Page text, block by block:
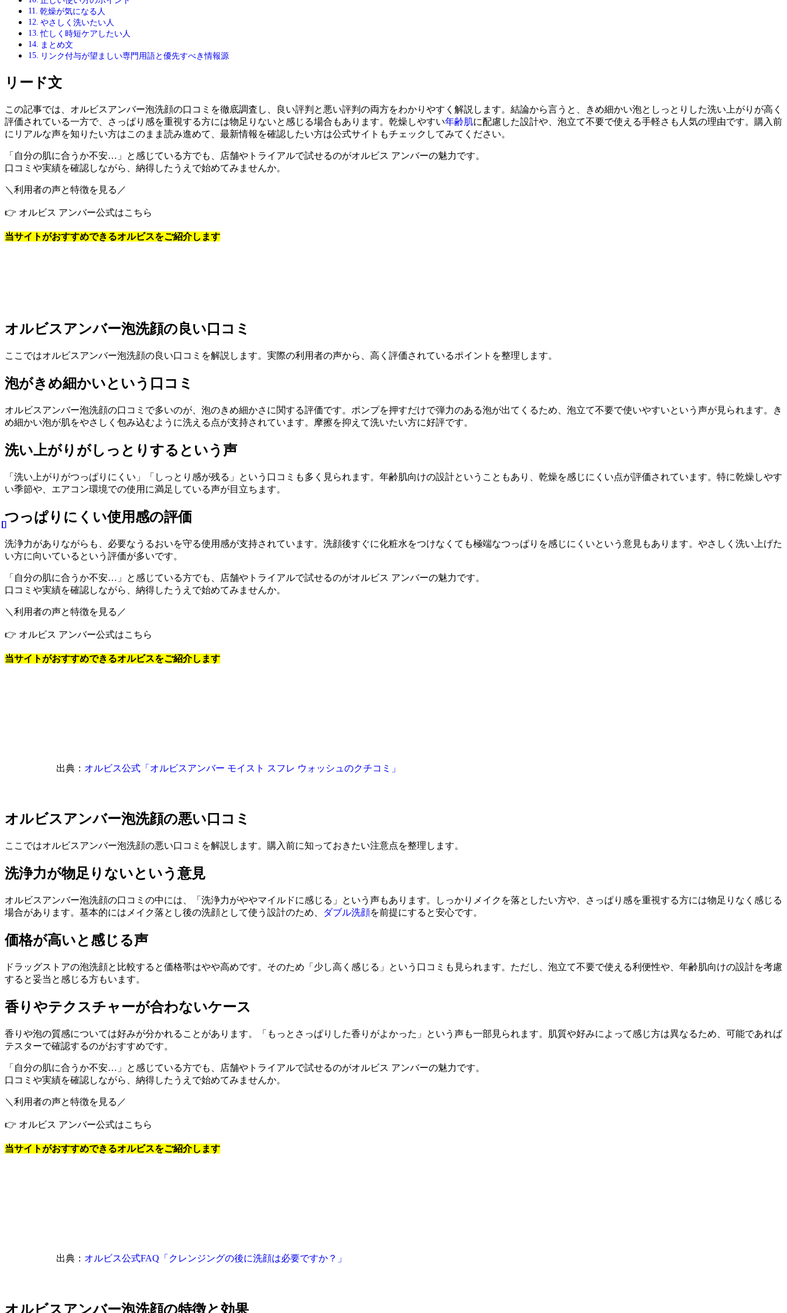
乾燥が気になる人
やさしく洗いたい人
忙しく時短ケアしたい人
まとめ文
リンク付与が望ましい専門用語と優先すべき情報源
リード文
この記事では、オルビスアンバー泡洗顔の口コミを徹底調査し、良い評判と悪い評判の両方をわかりやすく解説します。結論から言うと、きめ細かい泡としっとりした洗い上がりが高く
評価されている一方で、さっぱり感を重視する方には物足りないと感じる場合もあります。乾燥しやすい年齢肌に配慮した設計や、泡立て不要で使える手軽さも人気の理由です。購入前
にリアルな声を知りたい方はこのまま読み進めて、最新情報を確認したい方は公式サイトもチェックしてみてください。
「自分の肌に合うか不安…」と感じている方でも、店舗やトライアルで試せるのがオルビス アンバーの魅力です。
口コミや実績を確認しながら、納得したうえで始めてみませんか。
＼利用者の声と特徴を見る／
👉 オルビス アンバー公式はこちら
当サイトがおすすめできるオルビスをご紹介します
オルビスアンバー泡洗顔の良い口コミ
ここではオルビスアンバー泡洗顔の良い口コミを解説します。実際の利用者の声から、高く評価されているポイントを整理します。
泡がきめ細かいという口コミ
オルビスアンバー泡洗顔の口コミで多いのが、泡のきめ細かさに関する評価です。ポンプを押すだけで弾力のある泡が出てくるため、泡立て不要で使いやすいという声が見られます。き
め細かい泡が肌をやさしく包み込むように洗える点が支持されています。摩擦を抑えて洗いたい方に好評です。
洗い上がりがしっとりするという声
「洗い上がりがつっぱりにくい」「しっとり感が残る」という口コミも多く見られます。年齢肌向けの設計ということもあり、乾燥を感じにくい点が評価されています。特に乾燥しやす
い季節や、エアコン環境での使用に満足している声が目立ちます。
つっぱりにくい使用感の評価
洗浄力がありながらも、必要なうるおいを守る使用感が支持されています。洗顔後すぐに化粧水をつけなくても極端なつっぱりを感じにくいという意見もあります。やさしく洗い上げた
い方に向いているという評価が多いです。
「自分の肌に合うか不安…」と感じている方でも、店舗やトライアルで試せるのがオルビス アンバーの魅力です。
口コミや実績を確認しながら、納得したうえで始めてみませんか。
＼利用者の声と特徴を見る／
👉 オルビス アンバー公式はこちら
当サイトがおすすめできるオルビスをご紹介します
出典： オルビス公式「オルビスアンバー モイスト スフレ ウォッシュのクチコミ」
オルビスアンバー泡洗顔の悪い口コミ
ここではオルビスアンバー泡洗顔の悪い口コミを解説します。購入前に知っておきたい注意点を整理します。
洗浄力が物足りないという意見
オルビスアンバー泡洗顔の口コミの中には、「洗浄力がややマイルドに感じる」という声もあります。しっかりメイクを落としたい方や、さっぱり感を重視する方には物足りなく感じる
場合があります。基本的にはメイク落とし後の洗顔として使う設計のため、
ダブル洗顔を前提にすると安心です。
価格が高いと感じる声
ドラッグストアの泡洗顔と比較すると価格帯はやや高めです。そのため「少し高く感じる」という口コミも見られます。ただし、泡立て不要で使える利便性や、年齢肌向けの設計を考慮
すると妥当と感じる方もいます。
香りやテクスチャーが合わないケース
香りや泡の質感については好みが分かれることがあります。「もっとさっぱりした香りがよかった」という声も一部見られます。肌質や好みによって感じ方は異なるため、可能であれば
テスターで確認するのがおすすめです。
「自分の肌に合うか不安…」と感じている方でも、店舗やトライアルで試せるのがオルビス アンバーの魅力です。
口コミや実績を確認しながら、納得したうえで始めてみませんか。
＼利用者の声と特徴を見る／
👉 オルビス アンバー公式はこちら
当サイトがおすすめできるオルビスをご紹介します
出典： オルビス公式FAQ「クレンジングの後に洗顔は必要ですか？」
オルビスアンバー泡洗顔の特徴と効果